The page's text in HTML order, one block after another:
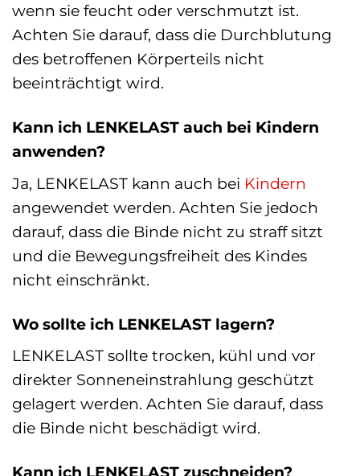
wenn sie feucht oder verschmutzt ist.
Achten Sie darauf, dass die Durchblutung
des betroffenen Körperteils nicht
beeinträchtigt wird.
Kann ich LENKELAST auch bei Kindern
anwenden?
Ja, LENKELAST kann auch bei Kindern
angewendet werden. Achten Sie jedoch
darauf, dass die Binde nicht zu straff sitzt
und die Bewegungsfreiheit des Kindes
nicht einschränkt.
Wo sollte ich LENKELAST lagern?
LENKELAST sollte trocken, kühl und vor
direkter Sonneneinstrahlung geschützt
gelagert werden. Achten Sie darauf, dass
die Binde nicht beschädigt wird.
Kann ich LENKELAST zuschneiden?